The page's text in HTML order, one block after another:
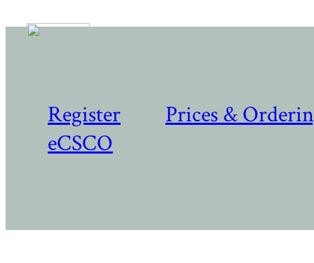
Register
Prices &
eCSCO